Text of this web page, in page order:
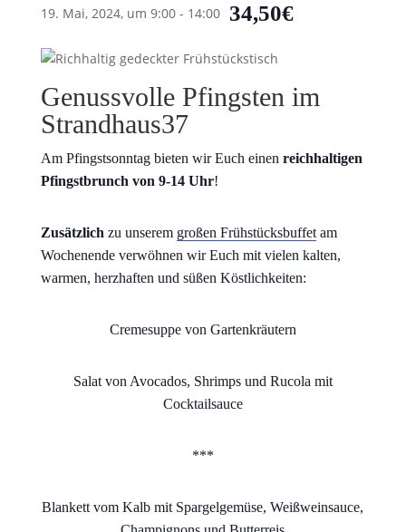
19. Mai, 2024, um 9:00- 14:00 34,50€
Genussvolle Pfingsten im
Strandhaus37
Am Pfingstsonntag bieten wir Euch einen reichhaltigen
Pfingstbrunch von 9-14 Uhr!
Zusätzlich zu unserem großen Frühstücksbuffetam
Wochenende verwöhnen wir Euch mit vielen kalten,
warmen, herzhaften und süßen Köstlichkeiten:
Cremesuppe von Gartenkräutern
Salat von Avocados, Shrimps und Rucola mit
Cocktailsauce
***
Blankett vom Kalb mit Spargelgemüse, Weißweinsauce,